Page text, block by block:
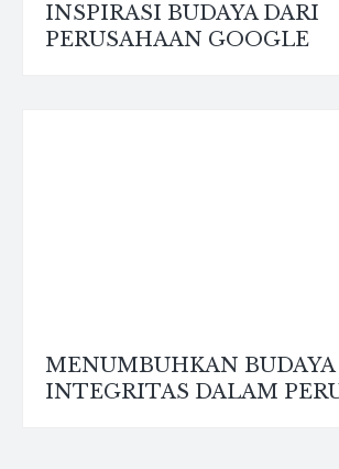
INSPIRASI BUDAYA DARI
PERUSAHAAN GOOGLE
MENUMBUHKAN BUDAYA
INTEGRITAS DALAM